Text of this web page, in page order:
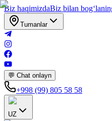
Biz haqimizdaBiz bilan
Tumanlar
💬 Chat onlayn
+998 (99) 805 58 58
UZ